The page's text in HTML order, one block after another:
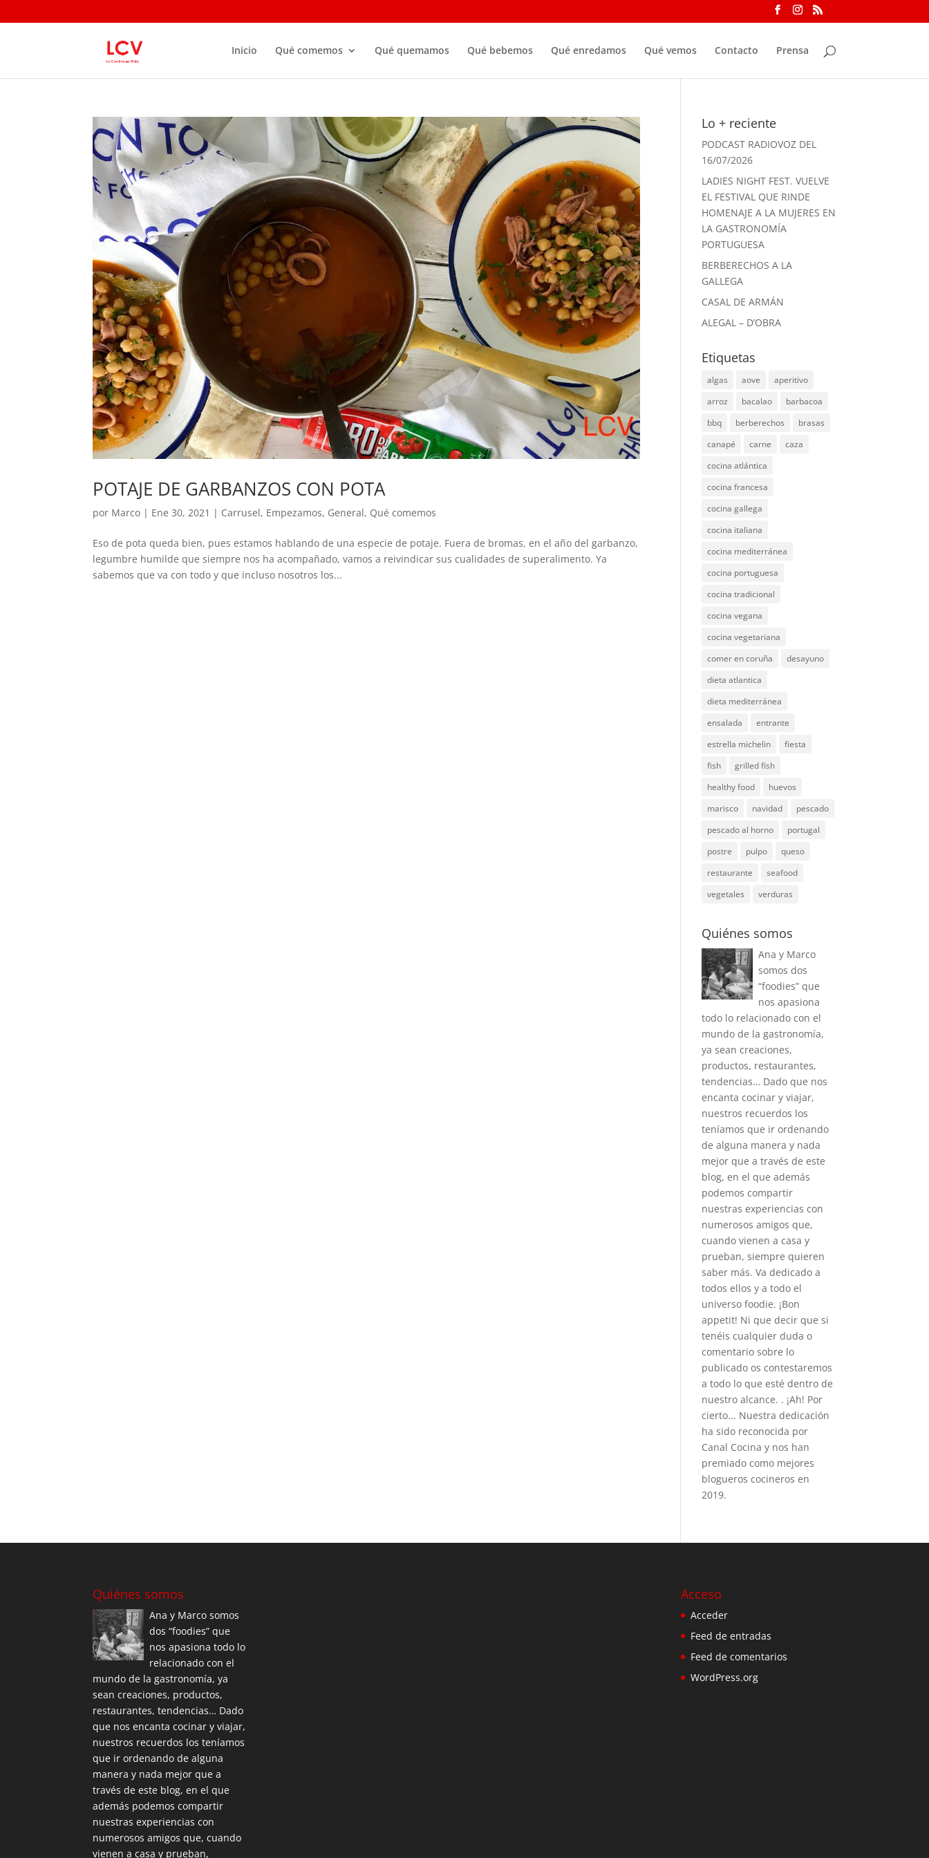
Inicio Qué comemos Qué quemamos Qué bebemos Qué enredamos Qué vemos Contacto Prensa
POTAJE DE GARBANZOS CON POTA
por Marco | Ene 30, 2021 | Carrusel, Empezamos, General, Qué comemos
Eso de pota queda bien, pues estamos hablando de una especie de potaje. Fuera de bromas, en el año del garbanzo,
legumbre humilde que siempre nos ha acompañado, vamos a reivindicar sus cualidades de superalimento. Ya
sabemos que va con todo y que incluso nosotros los...
Lo + reciente
PODCAST RADIOVOZ DEL
16/07/2026
LADIES NIGHT FEST. VUELVE
EL FESTIVAL QUE RINDE
HOMENAJE A LA MUJERES EN
LA GASTRONOMÍA
PORTUGUESA
BERBERECHOS A LA
GALLEGA
CASAL DE ARMÁN
ALEGAL – D’OBRA
Etiquetas
algas aove
aperitivo
arroz
bacalao
barbacoa
bbq
berberechos
brasas
canapé
carne
caza
cocina atlántica
cocina francesa
cocina gallega
cocina italiana
cocina mediterránea
cocina portuguesa
cocina tradicional
cocina vegana
cocina vegetariana
comer en coruña
desayuno
dieta atlantica
dieta mediterránea
ensalada
entrante
estrella michelin
fiesta
fish
grilled fish
healthy food
huevos
marisco
navidad
pescado
pescado al horno
portugal
postre
pulpo
queso
restaurante
seafood
vegetales
verduras
Quiénes somos
Ana y Marco
somos dos
“foodies” que
nos apasiona
todo lo relacionado con el
mundo de la gastronomía,
ya sean creaciones,
productos, restaurantes,
tendencias… Dado que nos
encanta cocinar y viajar,
nuestros recuerdos los
teníamos que ir ordenando
de alguna manera y nada
mejor que a través de este
blog, en el que además
podemos compartir
nuestras experiencias con
numerosos amigos que,
cuando vienen a casa y
prueban, siempre quieren
saber más. Va dedicado a
todos ellos y a todo el
universo foodie. ¡Bon
appetit! Ni que decir que si
tenéis cualquier duda o
comentario sobre lo
publicado os contestaremos
a todo lo que esté dentro de
nuestro alcance. . ¡Ah! Por
cierto... Nuestra dedicación
ha sido reconocida por
Canal Cocina y nos han
premiado como mejores
blogueros cocineros en
2019.
Quiénes somos
Ana y Marco somos
dos “foodies” que
nos apasiona todo lo
relacionado con el
mundo de la gastronomía, ya
sean creaciones, productos,
restaurantes, tendencias… Dado
que nos encanta cocinar y viajar,
nuestros recuerdos los teníamos
que ir ordenando de alguna
manera y nada mejor que a
través de este blog, en el que
además podemos compartir
nuestras experiencias con
numerosos amigos que, cuando
vienen a casa y prueban,
Acceso
Acceder
Feed de entradas
Feed de comentarios
WordPress.org